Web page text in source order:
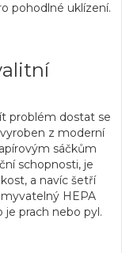
pohodlné uklízení.
problém dostat se
z moderní
sáčkům
schopnosti, je
a navíc šetří
HEPA
je prach nebo pyl.